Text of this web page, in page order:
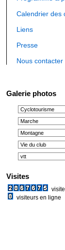
Calendrier des
Liens
Presse
Nous contacter
Galerie photos
Visites
visiteurs en ligne